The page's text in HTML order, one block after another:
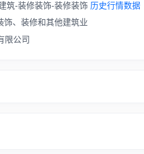
筑-装修装饰-装修装饰 历史行情数据
饰、装修和其他建筑业
限公司